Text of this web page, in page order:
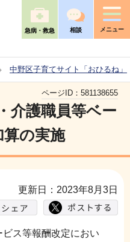
急病・救急 相談 メニュー
中野区子育てサイト「おひるね」
介護職員等ベー
の実施
ページID： 581138655
更新日：2023年8月3日
ス等報酬改定におい